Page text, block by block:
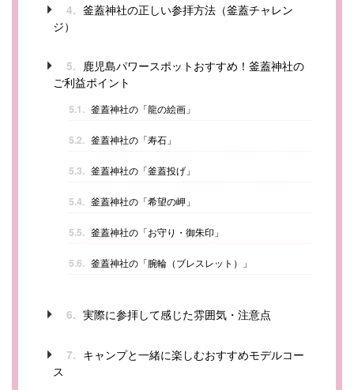
4. 釜蓋神社の正しい参拝方法（釜蓋チャレン
ジ）
5.
鹿児島パワースポットおすすめ！釜蓋神社の
ご利益ポイント
5.1. 釜蓋神社の「龍の絵画」
5.2. 釜蓋神社の「寿石」
5.3. 釜蓋神社の「釜蓋投げ」
5.4. 釜蓋神社の「希望の岬」
5.5. 釜蓋神社の「お守り・御朱印」
5.6. 釜蓋神社の「腕輪（ブレスレット）」
6. 実際に参拝して感じた雰囲気・注意点
7. キャンプと一緒に楽しむおすすめモデルコー
ス